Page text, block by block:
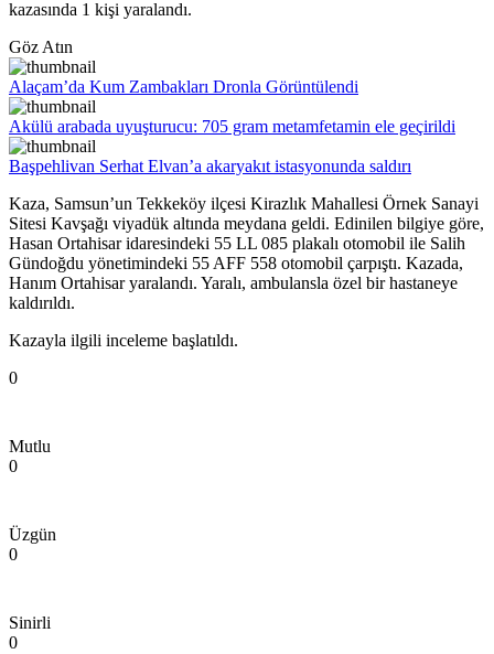
kazasında 1 kişi yaralandı.
Göz Atın
Alaçam’da Kum Zambakları Dronla Görüntülendi
Akülü arabada uyuşturucu: 705 gram metamfetamin ele geçirildi
Başpehlivan Serhat Elvan’a akaryakıt istasyonunda saldırı
Kaza, Samsun’un Tekkeköy ilçesi Kirazlık Mahallesi Örnek Sanayi
Sitesi Kavşağı viyadük altında meydana geldi. Edinilen bilgiye göre,
Hasan Ortahisar idaresindeki 55 LL 085 plakalı otomobil ile Salih
Gündoğdu yönetimindeki 55 AFF 558 otomobil çarpıştı. Kazada,
Hanım Ortahisar yaralandı. Yaralı, ambulansla özel bir hastaneye
kaldırıldı.
Kazayla ilgili inceleme başlatıldı.
0
Mutlu
0
Üzgün
0
Sinirli
0